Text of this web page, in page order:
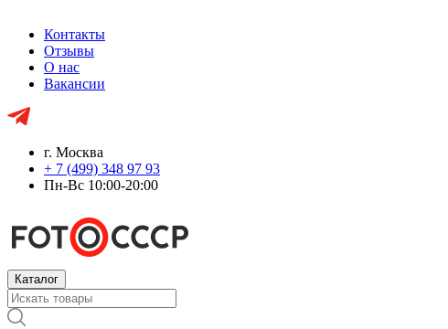
Контакты
Отзывы
О нас
Вакансии
г. Москва
+ 7 (499) 348 97 93
Пн-Вс 10:00-20:00
Каталог